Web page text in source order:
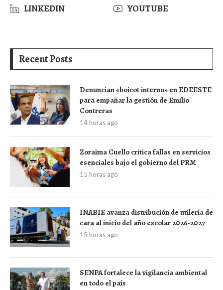
LINKEDIN
YOUTUBE
Recent Posts
Denuncian «boicot interno» en EDEESTE
para empañar la gestión de Emilio
Contreras
14 horas ago
Zoraima Cuello critica fallas en servicios
esenciales bajo el gobierno del PRM
15 horas ago
INABIE avanza distribución de utilería de
cara al inicio del año escolar 2026-2027
15 horas ago
SENPA fortalece la vigilancia ambiental
en todo el país